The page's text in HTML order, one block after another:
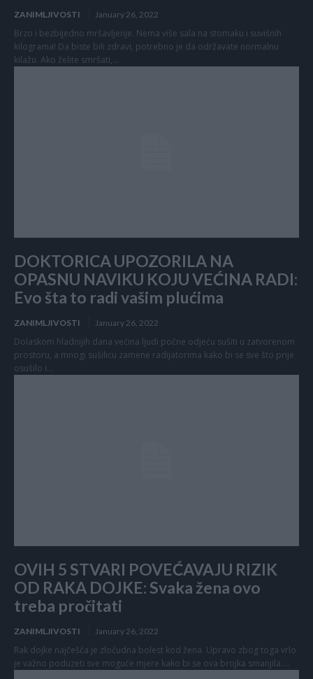
ZANIMLJIVOSTI January 26, 2022
Brzo i bezbijedno mršavljenje. Nema više sala na stomaku i suvišnih
kilograma! Da biste bili zdravi, potrebno je da održavate normalnu
kilažu. Ako želite smršati,...
DOKTORICA UPOZORILA NA
OPASNU NAVIKU KOJU VEĆINA RADI:
Evo šta to radi vašim plućima
ZANIMLJIVOSTI January 26, 2022
Dolaskom hladnijih dana većina ljudi počne odjeću sušiti u zatvorenom
prostoru, a mnogi sušilicu zamene radijatorima kako bi se sve što prije
osušilo i...
OVIH 5 STVARI POVEĆAVAJU RIZIK
OD RAKA DOJKE: Svaka žena ovo
treba pročitati
ZANIMLJIVOSTI January 26, 2022
Rak dojke najčešća je zloćudna bolest kod žena. Upravo zbog toga vrlo
je važno poduzeti sve moguće mjere kako bi se ova brojka smanjila....